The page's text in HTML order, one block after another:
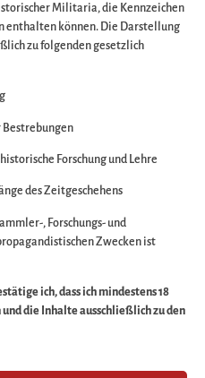
Sie
die
an
Sache
Sie bald
Militaria, die Kennzeichen
enthalten können. Die Darstellung
zu folgenden gesetzlich
Forschung und Lehre
des Zeitgeschehens
, Forschungs- und
Zwecken ist
ich, dass ich mindestens 18
die Inhalte ausschließlich zu den